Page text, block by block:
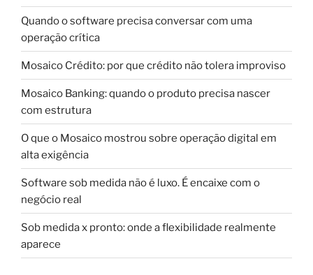
Quando o software precisa conversar com uma
operação crítica
Mosaico Crédito: por que crédito não tolera improviso
Mosaico Banking: quando o produto precisa nascer
com estrutura
O que o Mosaico mostrou sobre operação digital em
alta exigência
Software sob medida não é luxo. É encaixe com o
negócio real
Sob medida x pronto: onde a flexibilidade realmente
aparece